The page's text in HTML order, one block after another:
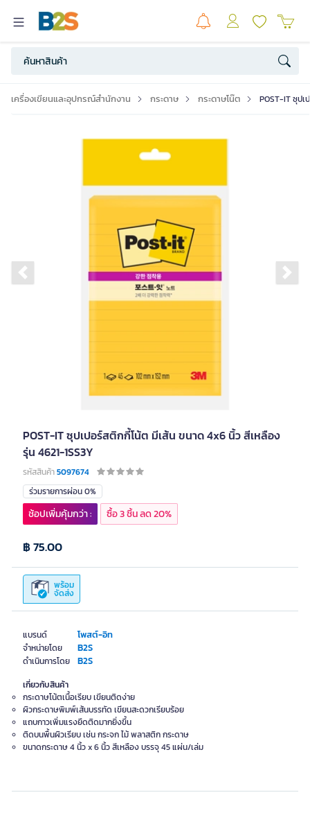
เครื่องเขียนและอุปกรณ์สำนักงาน กระดาษ กระดาษโน๊ต POST-IT ซุปเ
Previous slide
POST-IT ซุปเปอร์สติกกี้โน้ต มีเส้น ขนาด 4x6 นิ้ว สีเหลือง
รุ่น 4621-1SS3Y
รหัสสินค้า5097674
แบรนด์ โพสต์-อิท
จำหน่ายโดย B2S
ดำเนินการโดย B2S
ร่วมรายการผ่อน 0%
พร้อม
จัดส่ง
฿ 75.00
ช้อปเพิ่มคุ้มกว่า : ซื้อ 3 ชิ้น ลด 20%
เกี่ยวกับสินค้า
กระดาษโน้ตเนื้อเรียบ เขียนติดง่าย
ผิวกระดาษพิมพ์เส้นบรรทัด เขียนสะดวกเรียบร้อย
แถบกาวเพิ่มแรงยึดติดมากยิ่งขึ้น
ติดบนพื้นผิวเรียบ เช่น กระจก ไม้ พลาสติก กระดาษ
ขนาดกระดาษ 4 นิ้ว x 6 นิ้ว สีเหลือง บรรจุ 45 แผ่น/เล่ม